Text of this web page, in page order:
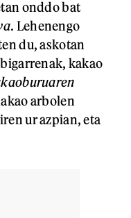
onddo bat
. Lehenengo
du, askotan
kakao
arbolen
ur azpian, eta